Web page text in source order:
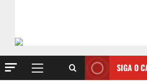
Primary
SIGA O